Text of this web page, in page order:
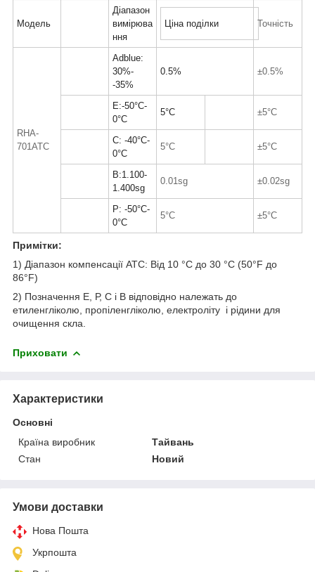
Модель
Діапазон
вимірюва
ння
Ціна поділки Точність
RHA-
701ATC
Adblue:
30%-
-35%
0.5% ±0.5%
E:-50°C-
0°C
5°C ±5°C
C: -40°C-
0°C
5°C ±5°C
B:1.100-
1.400sg
0.01sg ±0.02sg
P: -50°C-
0°C
5°C ±5°C
Примітки:
1) Діапазон компенсації ATC: Від 10 °C до 30 °C (50°F до
86°F)
2) Позначення Е, Р, С і В відповідно належать до
етиленгліколю, пропіленгліколю, електроліту і рідини для
очищення скла.
Приховати
Характеристики
Основні
Країна виробник
Тайвань
Стан
Новий
Умови доставки
Нова Пошта
Укрпошта